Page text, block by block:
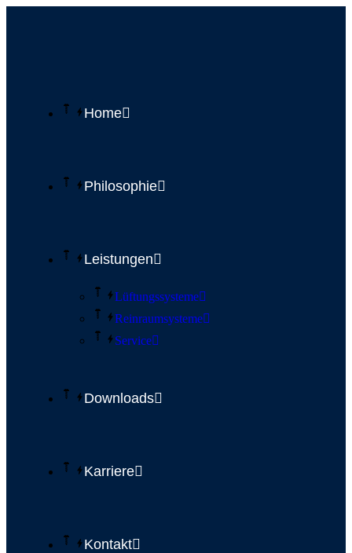
Home
Philosophie
Leistungen
Lüftungssysteme
Reinraumsysteme
Service
Downloads
Karriere
Kontakt